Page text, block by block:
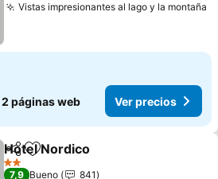
Vistas impresionantes al lago y la montaña
2 páginas web Ver precios
CompartirAñadir a favoritos
Hotel Nordico
2 Estrellas
7,9 Bueno
841